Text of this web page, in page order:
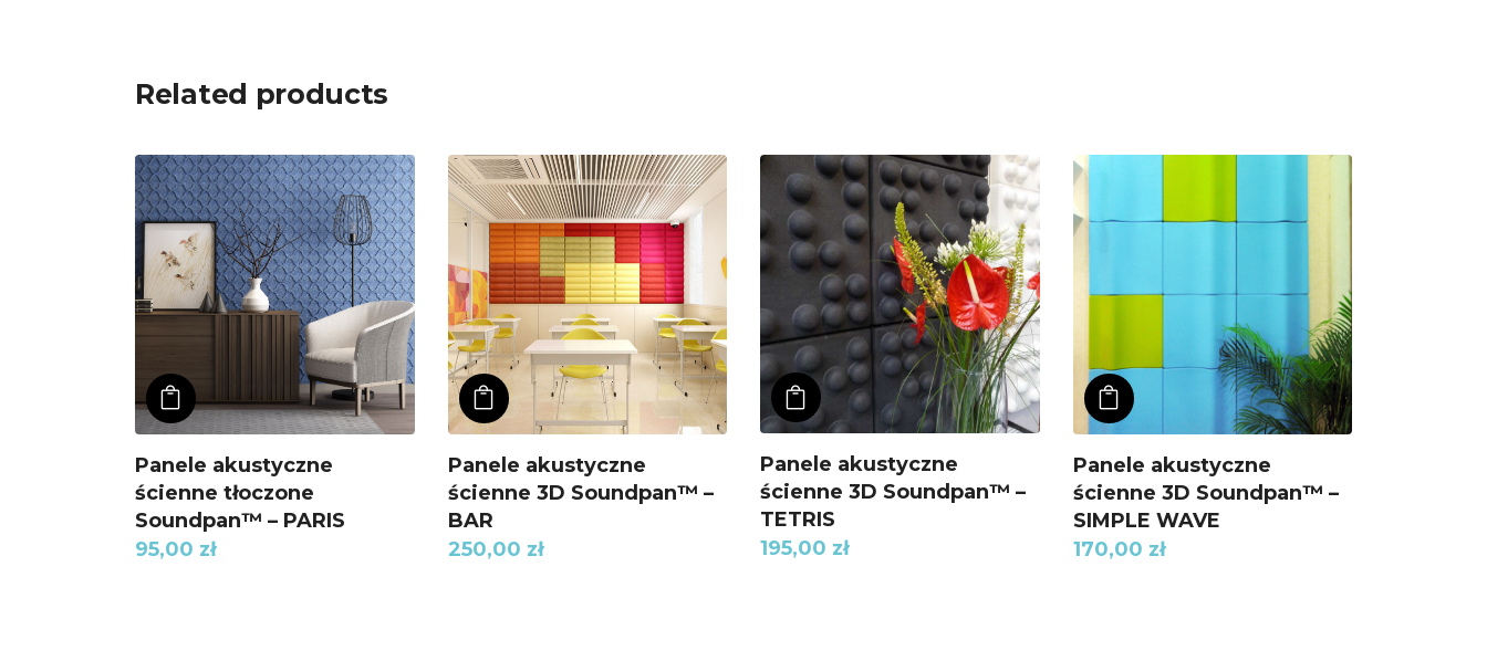
Related products
ADD TO KOSZYK
Panele akustyczne
ścienne tłoczone
Soundpan™ – PARIS
95,00 zł
ADD TO KOSZYK
Panele akustyczne
ścienne 3D Soundpan™ –
BAR
250,00 zł
ADD TO KOSZYK
Panele akustyczne
ścienne 3D Soundpan™ –
TETRIS
195,00 zł
ADD TO KOSZYK
Panele akustyczne
ścienne 3D Soundpan™ –
SIMPLE WAVE
170,00 zł